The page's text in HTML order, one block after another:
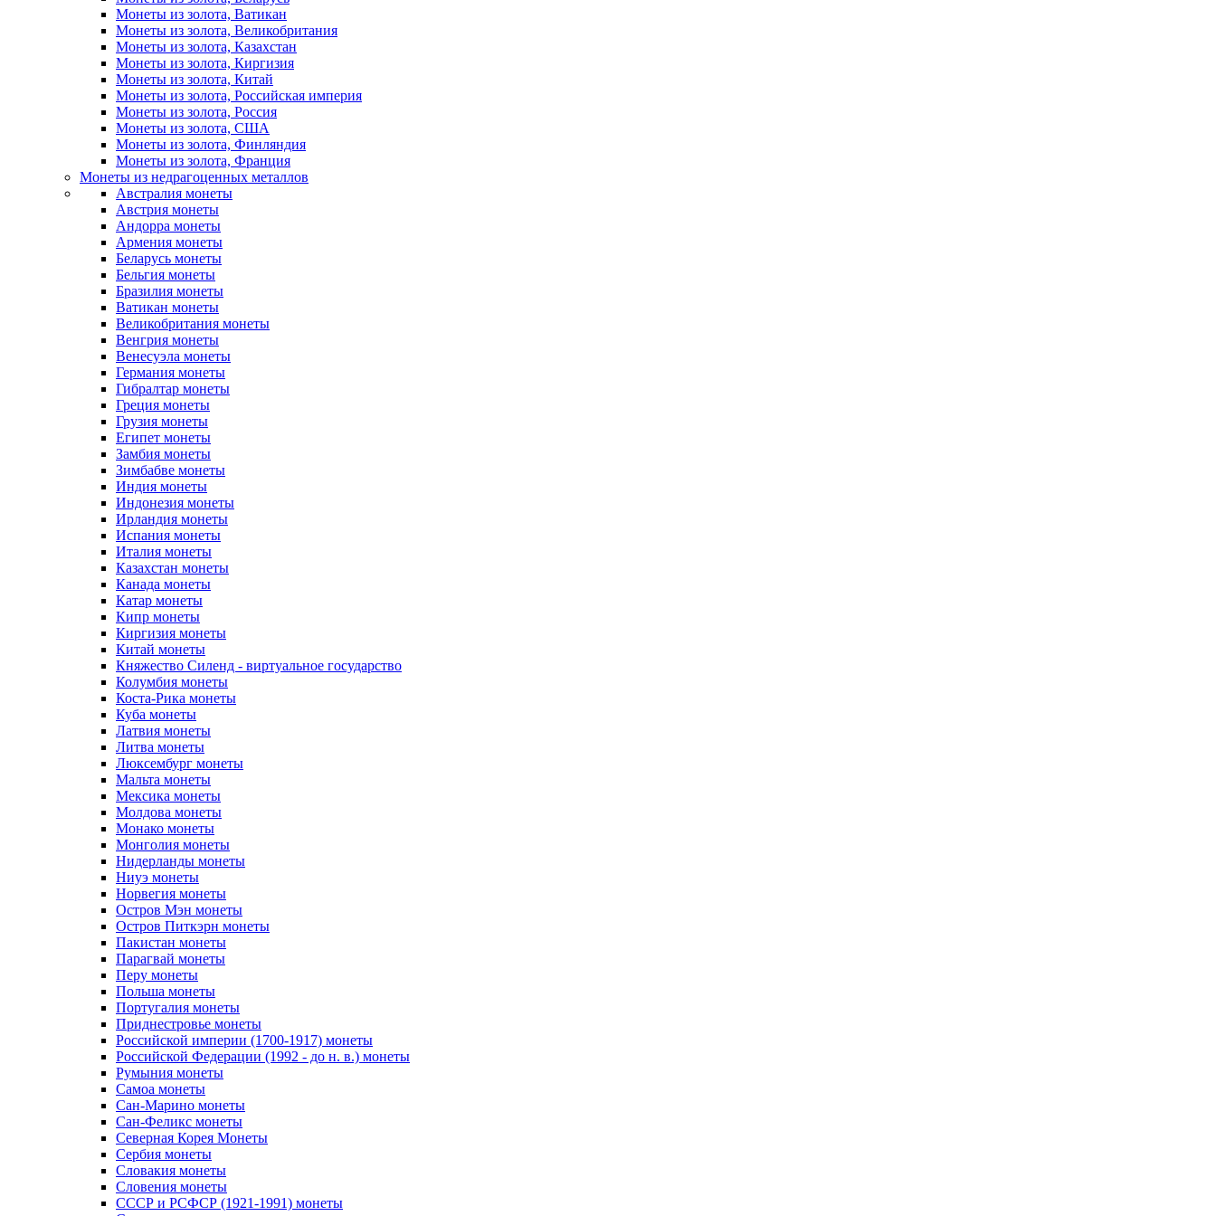
Монеты из золота, Ватикан
Монеты из золота, Великобритания
Монеты из золота, Казахстан
Монеты из золота, Киргизия
Монеты из золота, Китай
Монеты из золота, Российская империя
Монеты из золота, Россия
Монеты из золота, США
Монеты из золота, Финляндия
Монеты из золота, Франция
Монеты из недрагоценных металлов
Австралия монеты
Австрия монеты
Андорра монеты
Армения монеты
Беларусь монеты
Бельгия монеты
Бразилия монеты
Ватикан монеты
Великобритания монеты
Венгрия монеты
Венесуэла монеты
Германия монеты
Гибралтар монеты
Греция монеты
Грузия монеты
Египет монеты
Замбия монеты
Зимбабве монеты
Индия монеты
Индонезия монеты
Ирландия монеты
Испания монеты
Италия монеты
Казахстан монеты
Канада монеты
Катар монеты
Кипр монеты
Киргизия монеты
Китай монеты
Княжество Силенд - виртуальное государство
Колумбия монеты
Коста-Рика монеты
Куба монеты
Латвия монеты
Литва монеты
Люксембург монеты
Мальта монеты
Мексика монеты
Молдова монеты
Монако монеты
Монголия монеты
Нидерланды монеты
Ниуэ монеты
Норвегия монеты
Остров Мэн монеты
Остров Питкэрн монеты
Пакистан монеты
Парагвай монеты
Перу монеты
Польша монеты
Португалия монеты
Приднестровье монеты
Российской империи (1700-1917) монеты
Российской Федерации (1992 - до н. в.) монеты
Румыния монеты
Самоа монеты
Сан-Марино монеты
Сан-Феликс монеты
Северная Корея Монеты
Сербия монеты
Словакия монеты
Словения монеты
СССР и РСФСР (1921-1991) монеты